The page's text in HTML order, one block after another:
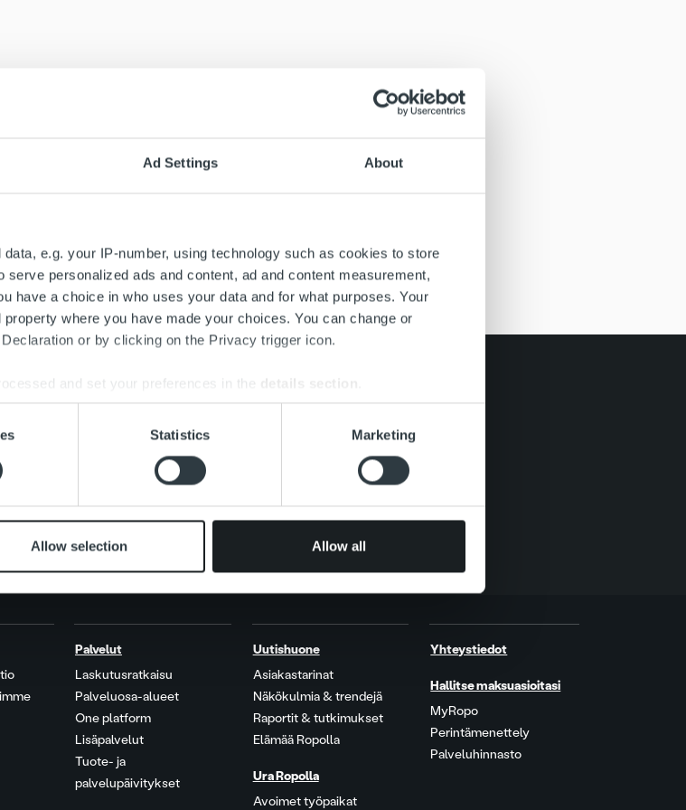
Ad Settings About
e.g. your IP-number, using technology such as cookies to store
personalized ads and content, ad and content measurement,
have a choice in who uses your data and for what purposes. Your
where you have made your choices. You can change or
or by clicking on the Privacy trigger icon.
and set your preferences in the details section
provide social media features and to analyse our traffic. We also share
media, advertising and analytics partners who may combine it with
they’ve collected from your use of their services.
Statistics Marketing
Allow selection Allow all
Palvelut
Laskutusratkaisu
Palveluosa-alueet
One platform
Lisäpalvelut
Tuote- ja
palvelupäivitykset
Uutishuone
Asiakastarinat
Näkökulmia & trendejä
Raportit & tutkimukset
Elämää Ropolla
Ura Ropolla
Avoimet työpaikat
Yhteystiedot
Hallitse maksuasioitasi
MyRopo
Perintämenettely
Palveluhinnasto